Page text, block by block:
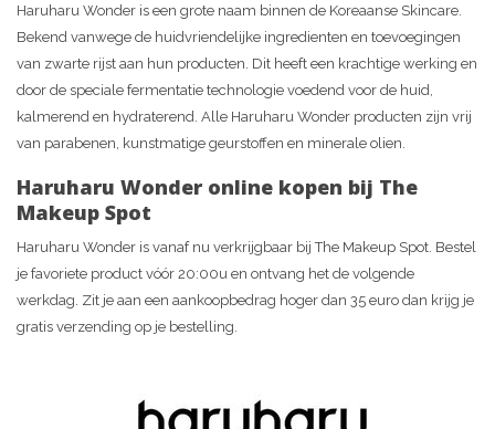
Haruharu Wonder is een grote naam binnen de Koreaanse Skincare.
Bekend vanwege de huidvriendelijke ingredienten en toevoegingen
van zwarte rijst aan hun producten. Dit heeft een krachtige werking en
door de speciale fermentatie technologie voedend voor de huid,
kalmerend en hydraterend. Alle Haruharu Wonder producten zijn vrij
van parabenen, kunstmatige geurstoffen en minerale olien.
Haruharu Wonder online kopen bij The
Makeup Spot
Haruharu Wonder is vanaf nu verkrijgbaar bij The Makeup Spot. Bestel
je favoriete product vóór 20:00u en ontvang het de volgende
werkdag. Zit je aan een aankoopbedrag hoger dan 35 euro dan krijg je
gratis verzending op je bestelling.